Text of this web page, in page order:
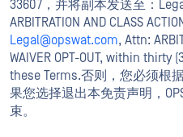
33607，并将副本发送至：
ARBITRATION AND CLASS
Legal@opswat.com, Attn:
WAIVER OPT-OUT, within
these Terms.否则，您必须根
果您选择退出本免责声明，
束。